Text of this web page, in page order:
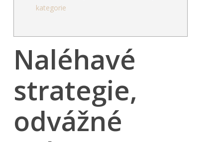
kategorie
Naléhavé
strategie,
odvážné